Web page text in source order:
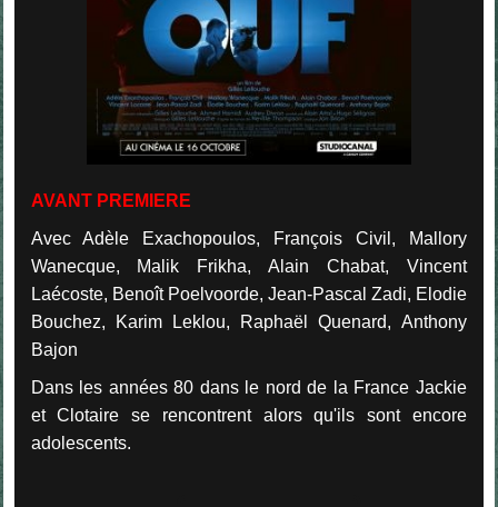
AVANT PREMIERE
Avec Adèle Exachopoulos, François Civil, Mallory
Wanecque, Malik Frikha, Alain Chabat, Vincent
Laécoste, Benoît Poelvoorde, Jean-Pascal Zadi, Elodie
Bouchez, Karim Leklou, Raphaël Quenard, Anthony
Bajon
Dans les années 80 dans le nord de la France Jackie
et Clotaire se rencontrent alors qu'ils sont encore
adolescents.